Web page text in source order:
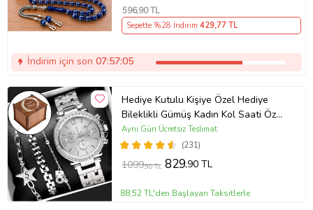
596,90 TL
Sepette %28 İndirim 429,77 TL
İndirim için son 07:57:05
Hediye Kutulu Kişiye Özel Hediye
Bileklikli Gümüş Kadın Kol Saati Özel
Kutusunda (Gümüş)
(231)
Aynı Gün Ücretsiz Teslimat
1099,90 TL 829,90 TL
88,52 TL'den Başlayan Taksitlerle